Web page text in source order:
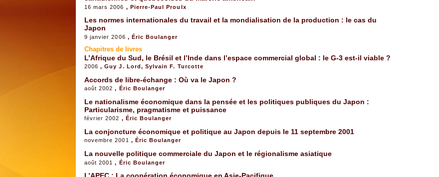
16 mars 2006 , Pierre-Paul Proulx
Les normes internationales du travail et la mondialisation de la production : le cas du
Japon
9 janvier 2006 , Éric Boulanger
Chapitres de livres
L’Afrique du Sud, le Brésil et l’Inde dans l’espace commercial global : le G-3 est-il viable ?
2006,Guy J. Lord, Sylvain F. Turcotte
Accords de libre-échange : Où va le Japon ?
août 2002, Éric Boulanger
Le nationalisme économique dans la pensée et les politiques publiques du Japon :
Particularisme, pragmatisme et puissance
février 2002 , Éric Boulanger
La conjoncture économique et politique au Japon depuis le 11 septembre 2001
novembre 2001 , Éric Boulanger
La nouvelle politique commerciale du Japon et le régionalisme asiatique
août 2001, Éric Boulanger